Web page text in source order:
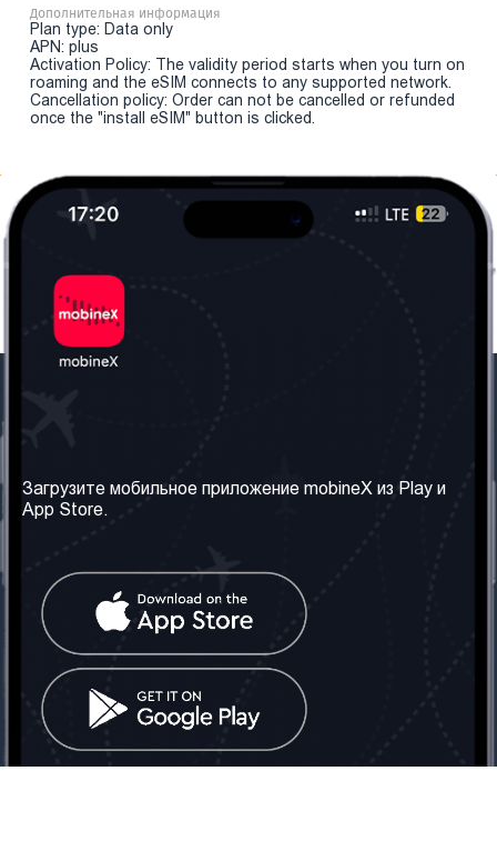
Дополнительная информация
Plan type: Data only
APN: plus
Activation Policy: The validity period starts when you turn on
roaming and the eSIM connects to any supported network.
Cancellation policy: Order can not be cancelled or refunded
once the "install eSIM" button is clicked.
Наши сервисы
Правила и Условия
Часто задаваемые
вопросы
Контакт
Грузия: Тбилиси
Телефон: +442030340050
Email:info@mobinex.com
Социальные сети
Загрузите мобильное приложение mobineX из Play и
App Store.